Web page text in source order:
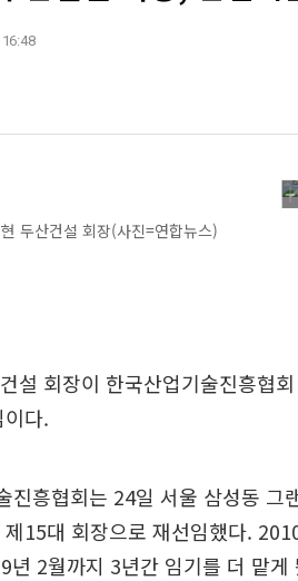
두산건설 회장(사진=연합뉴스)
설 회장이 한국산업기술진흥협
다.
진흥협회는 24일 서울 삼성동
15대 회장으로 재선임했다.
년 2월까지 3년간 임기를 더 맡게